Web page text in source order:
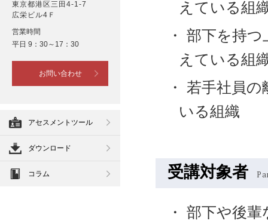
えている組
部下を持つ
えている組
若手社員の
いる組織
受講対象者
部下や後輩
東京都港区三田4-1-7
広栄ビル4Ｆ
営業時間
平日 9：30～17：30
お問い合わせ
アセスメントツール
ダウンロード
コラム